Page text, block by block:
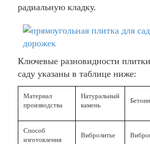
радиальную кладку.
Ключевые разновидности
саду указаны в таблице ниже:
Материал
производства
Натуральный
камень
Способ
изготовления
Вибролитье